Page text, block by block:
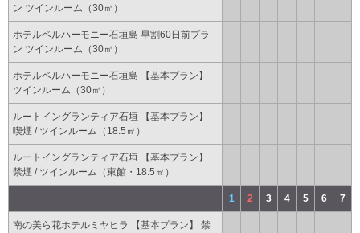
ン ツインルーム（30㎡）
ホテルベルハーモニー石垣島 早割60日前プラ
ン ツインルーム（30㎡）
ホテルベルハーモニー石垣島 【基本プラン】
ツインルーム（30㎡）
ルートイングランティア石垣 【基本プラン】
喫煙 / ツインルーム（18.5㎡）
ルートイングランティア石垣 【基本プラン】
禁煙 / ツインルーム（東館・18.5㎡）
1 2 3 4 5 6 7
南の美ら花ホテルミヤヒラ 【基本プラン】 禁